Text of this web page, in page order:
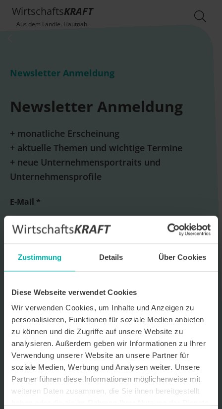
Zustimmung Details Über Cookies
Diese Webseite verwendet Cookies
Wir verwenden Cookies, um Inhalte und Anzeigen zu
personalisieren, Funktionen für soziale Medien anbieten
zu können und die Zugriffe auf unsere Website zu
analysieren. Außerdem geben wir Informationen zu Ihrer
Verwendung unserer Website an unsere Partner für
soziale Medien, Werbung und Analysen weiter. Unsere
Partner führen diese Informationen möglicherweise mit
weiteren Daten zusammen, die Sie ihnen bereitgestellt
WirtschaftsKRAFT
Aus dem Ländle. Hautnah.
Newsletter Anmeldung
Newsletter Anmeldung
+ monatliche Erscheinung
+ aktuelle Themen und wichtige Termine
+ neue Unternehmensportraits und
Unternehmensprofile
E-Mail *
Ich stimme zu, dass ich monatlich den kostenlosen Newsletter
WirtschaftsKRAFT der INFO - Das Magazin Pforzheim GmbH
erhalte. Um die Inhalte des Newsletters besser auf meine
hierfür mein personenbezogenes Nutzungsverhalten des
Newsletters zu erfassen und auszuwerten. Der Newsletter enthält
begleitende Werbeinformationen zu Produkten und
Dienstleistungen lokal ansässiger Werbekunden. Ich kann meine
Einwilligung jederzeit kostenfrei für die Zukunft durch den in jedem
Newsletter enthaltenen Abmeldelink oder per E-Mail an info@info-
pforzheim.de widerrufen. Meine E-Mail-Adresse wird ausschließlich
zur Zustellung des Newsletters genutzt. Detaillierte Informationen
zum Umgang mit Ihren Daten und der von uns eingesetzten
Newsletter-Software Cleverreach finden Sie in unserer
Datenschutzerklärung.